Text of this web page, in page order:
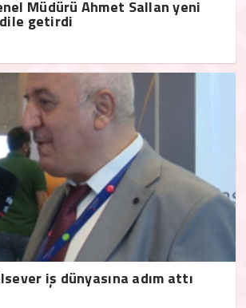
Müdürü Ahmet Sallan yeni
dile getirdi
iş dünyasına adım attı